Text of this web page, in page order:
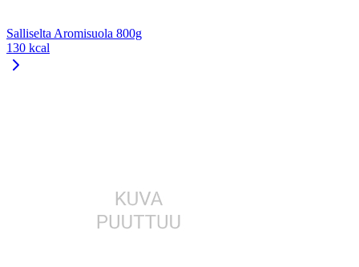
Salliselta Aromisuola 800g
130 kcal